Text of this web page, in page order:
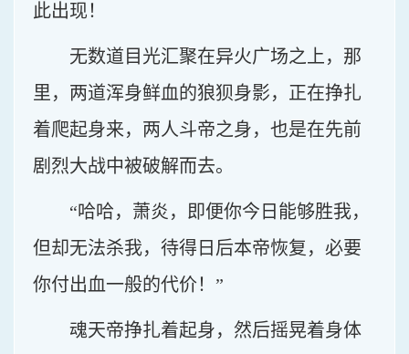
此出现！
无数道目光汇聚在异火广场之上，那
里，两道浑身鲜血的狼狈身影，正在挣扎
着爬起身来，两人斗帝之身，也是在先前
剧烈大战中被破解而去。
“哈哈，萧炎，即便你今日能够胜我，
但却无法杀我，待得日后本帝恢复，必要
你付出血一般的代价！”
魂天帝挣扎着起身，然后摇晃着身体